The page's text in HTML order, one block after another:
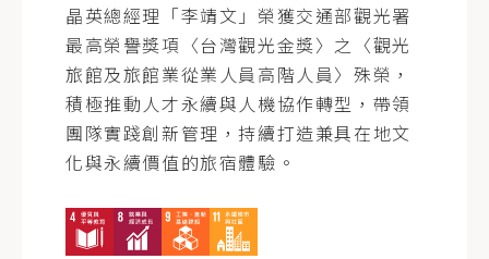
晶英總經理「李靖文」榮獲交通部觀光署
最高榮譽獎項〈台灣觀光金獎〉之〈觀光
旅館及旅館業從業人員高階人員〉殊榮，
積極推動人才永續與人機協作轉型，帶領
團隊實踐創新管理，持續打造兼具在地文
化與永續價值的旅宿體驗。